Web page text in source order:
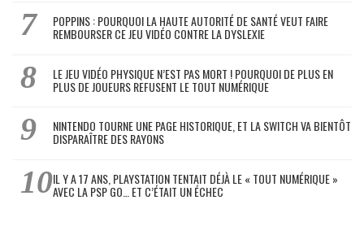
POPPINS : POURQUOI LA HAUTE AUTORITÉ DE SANTÉ VEUT FAIRE
REMBOURSER CE JEU VIDÉO CONTRE LA DYSLEXIE
LE JEU VIDÉO PHYSIQUE N’EST PAS MORT ! POURQUOI DE PLUS EN
PLUS DE JOUEURS REFUSENT LE TOUT NUMÉRIQUE
NINTENDO TOURNE UNE PAGE HISTORIQUE, ET LA SWITCH VA BIENTÔT
DISPARAÎTRE DES RAYONS
IL Y A 17 ANS, PLAYSTATION TENTAIT DÉJÀ LE « TOUT NUMÉRIQUE »
AVEC LA PSP GO… ET C’ÉTAIT UN ÉCHEC